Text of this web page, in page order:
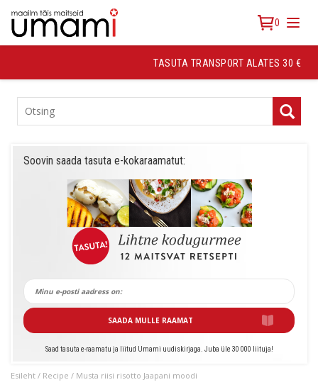
0
TASUTA TRANSPORT ALATES 30 €
TOOTEKATEGOORIAD
Soovin saada tasuta e-kokaraamatut:
SAADA MULLE RAAMAT
Saad tasuta e-raamatu ja liitud Umami uudiskirjaga. Juba üle 30 000 liituja!
Esileht / Recipe / Musta riisi risotto Jaapani moodi